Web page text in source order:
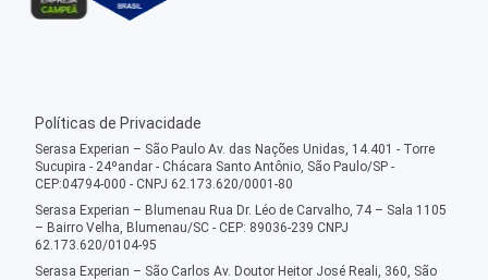
Políticas de Privacidade
Serasa Experian – São Paulo Av. das Nações Unidas, 14.401 - Torre
Sucupira - 24ºandar - Chácara Santo Antônio, São Paulo/SP -
CEP:04794-000 - CNPJ 62.173.620/0001-80
Serasa Experian – Blumenau Rua Dr. Léo de Carvalho, 74 – Sala 1105
– Bairro Velha, Blumenau/SC - CEP: 89036-239 CNPJ
62.173.620/0104-95
Serasa Experian – São Carlos Av. Doutor Heitor José Reali, 360, São